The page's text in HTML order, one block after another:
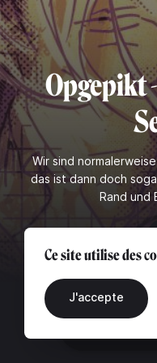
Opgepikt
Wir sind
das ist dann doch
Rand und
Ce site utilise des
J'accepte